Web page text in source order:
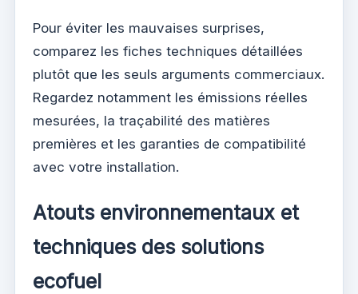
Pour éviter les mauvaises surprises,
comparez les fiches techniques détaillées
plutôt que les seuls arguments commerciaux.
Regardez notamment les émissions réelles
mesurées, la traçabilité des matières
premières et les garanties de compatibilité
avec votre installation.
Atouts environnementaux et
techniques des solutions
ecofuel